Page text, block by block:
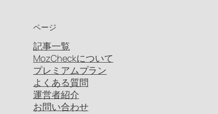
ページ
記事一覧
MozCheckについて
プレミアムプラン
よくある質問
運営者紹介
お問い合わせ